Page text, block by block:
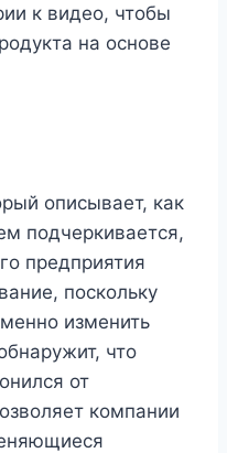
к видео, чтобы
на основе
описывает, как
подчеркивается,
предприятия
поскольку
изменить
что
от
компании